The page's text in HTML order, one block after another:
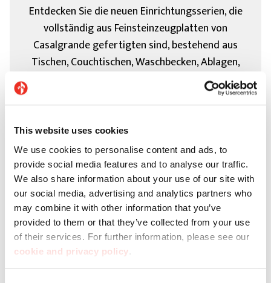
This website uses cookies
We use cookies to personalise content and ads, to
provide social media features and to analyse our traffic.
We also share information about your use of our site with
our social media, advertising and analytics partners who
may combine it with other information that you’ve
provided to them or that they’ve collected from your use
of their services. For further information, please see our
cookie and privacy policy.
Entdecken Sie die neuen Einrichtungsserien, die
vollständig aus Feinsteinzeugplatten von
Casalgrande gefertigten sind, bestehend aus
Tischen, Couchtischen, Waschbecken, Ablagen,
Duschwannen, integrierten Induktionskochfeldern
und perfekt modulierbaren und untereinander
Entdecke den Bereich Möbel